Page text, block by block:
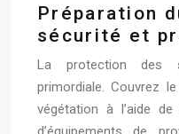
Préparation
sécurité et
La protection des
primordiale. Couvrez
végétation à l’aide